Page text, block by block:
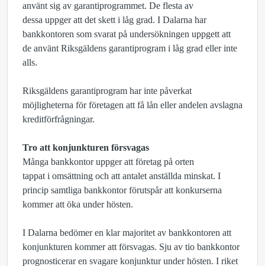
använt sig av garantiprogrammet. De flesta av
dessa uppger att det skett i låg grad. I Dalarna har
bankkontoren som svarat på undersökningen uppgett att
de använt Riksgäldens garantiprogram i låg grad eller inte
alls.
Riksgäldens garantiprogram har inte påverkat
möjligheterna för företagen att få lån eller andelen avslagna
kreditförfrågningar.
Tro att konjunkturen försvagas
Många bankkontor uppger att företag på orten
tappat i omsättning och att antalet anställda minskat. I
princip samtliga bankkontor förutspår att konkurserna
kommer att öka under hösten.
I Dalarna bedömer en klar majoritet av bankkontoren att
konjunkturen kommer att försvagas. Sju av tio bankkontor
prognosticerar en svagare konjunktur under hösten. I riket